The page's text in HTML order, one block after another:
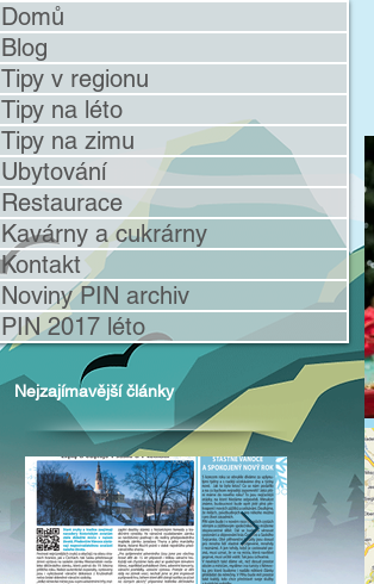
Domů
Blog
Tipy v regionu
Tipy na léto
Tipy na zimu
Ubytování
Restaurace
Kavárny a cukrárny
Kontakt
Noviny PIN archiv
PIN 2017 léto
Nejzajímavější články